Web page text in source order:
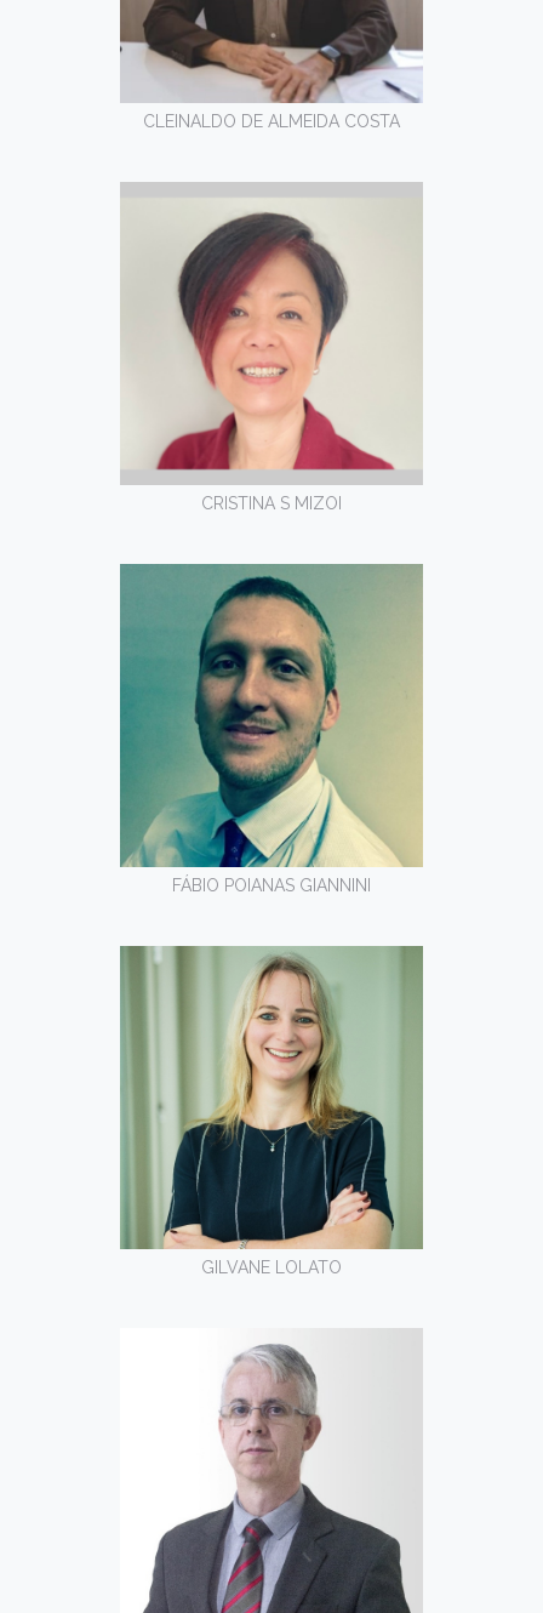
CLEINALDO DE ALMEIDA COSTA
CRISTINA S MIZOI
FÁBIO POIANAS GIANNINI
GILVANE LOLATO